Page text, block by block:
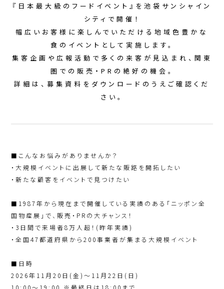
『日本最大級のフードイベント』を池袋サンシャイン
シティで開催！
幅広いお客様に楽しんでいただける地域色豊かな
食のイベントとして実施します。
集客企画や広報活動で多くの来客が見込まれ、関東
圏での販売・PRの絶好の機会。
詳細は、募集資料をダウンロードのうえご確認くだ
さい。
■こんなお悩みがありませんか？
・大規模イベントに出展して新たな販路を開拓したい
・新たな顧客をイベントで見つけたい
■1987年から現在まで開催している実績のある「ニッポン全
国物産展」で、販売・PRの大チャンス！
・3日間で来場者8万人超！(昨年実績)
・全国47都道府県から200事業者が集まる大規模イベント
■日時
2026年11月20日(金)～11月22日(日)